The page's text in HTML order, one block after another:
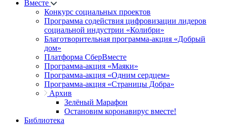
Вместе
Конкурс социальных проектов
Программа содействия цифровизации лидеров
социальной индустрии «Колибри»
Благотворительная программа-акция «Добрый
дом»
Платформа СберВместе
Программа-акция «Маяки»
Программа-акция «Одним сердцем»
Программа-акция «Страницы Добра»
Архив
Зелёный Марафон
Остановим коронавирус вместе!
Библиотека